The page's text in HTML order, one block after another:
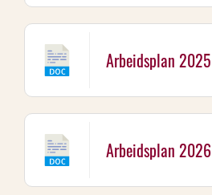
Arbeidsplan 2025
Arbeidsplan 2026